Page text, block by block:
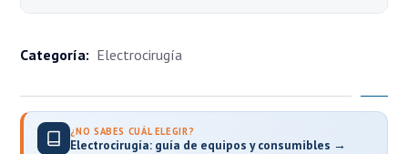
Categoría: Electrocirugía
¿NO SABES CUÁL ELEGIR?
Electrocirugía: guía de equipos y consumibles →